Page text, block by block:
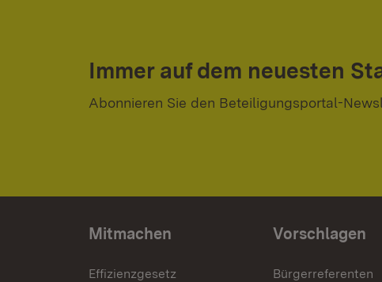
Immer auf dem neuesten
Abonnieren Sie den Beteiligungsportal-
Mitmachen
Effizienzgesetz
Vorschlagen
Bürgerreferenten